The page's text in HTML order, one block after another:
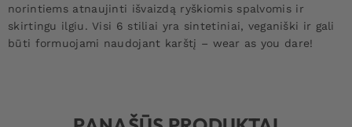
norintiems atnaujinti išvaizdą ryškiomis spalvomis ir
skirtingu ilgiu. Visi 6 stiliai yra sintetiniai, veganiški ir gali
būti formuojami naudojant karštį – wear as you dare!